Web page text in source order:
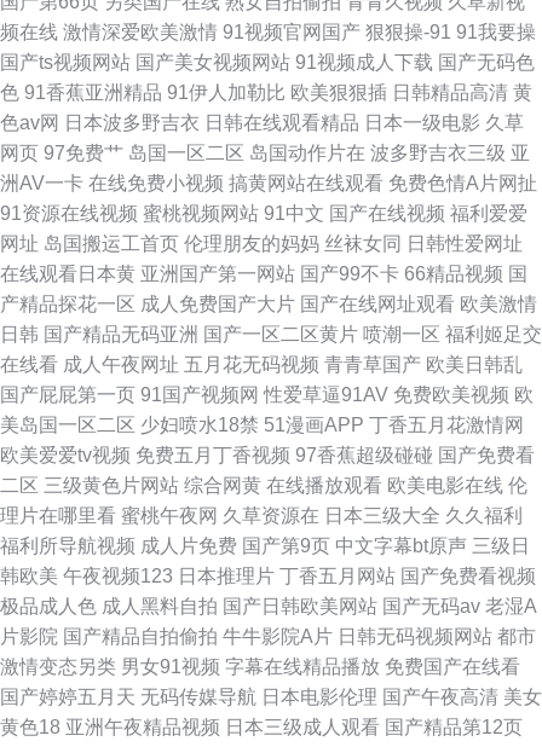
频在线 激情深爱欧美激情 91视频官网国产 狠狠操-91 91我要操
国产ts视频网站 国产美女视频网站 91视频成人下载 国产无码色
色 91香蕉亚洲精品 91伊人加勒比 欧美狠狠插 日韩精品高清 黄
色av网 日本波多野吉衣 日韩在线观看精品 日本一级电影 久草
网页 97免费艹 岛国一区二区 岛国动作片在 波多野吉衣三级 亚
洲AV一卡 在线免费小视频 搞黄网站在线观看 免费色情A片网扯
91资源在线视频 蜜桃视频网站 91中文 国产在线视频 福利爱爱
网址 岛国搬运工首页 伦理朋友的妈妈 丝袜女同 日韩性爱网址
在线观看日本黄 亚洲国产第一网站 国产99不卡 66精品视频 国
产精品探花一区 成人免费国产大片 国产在线网址观看 欧美激情
日韩 国产精品无码亚洲 国产一区二区黄片 喷潮一区 福利姬足交
在线看 成人午夜网址 五月花无码视频 青青草国产 欧美日韩乱
国产屁屁第一页 91国产视频网 性爱草逼91AV 免费欧美视频 欧
美岛国一区二区 少妇喷水18禁 51漫画APP 丁香五月花激情网
欧美爱爱tv视频 免费五月丁香视频 97香蕉超级碰碰 国产免费看
二区 三级黄色片网站 综合网黄 在线播放观看 欧美电影在线 伦
理片在哪里看 蜜桃午夜网 久草资源在 日本三级大全 久久福利
福利所导航视频 成人片免费 国产第9页 中文字幕bt原声 三级日
韩欧美 午夜视频123 日本推理片 丁香五月网站 国产免费看视频
极品成人色 成人黑料自拍 国产日韩欧美网站 国产无码av 老湿A
片影院 国产精品自拍偷拍 牛牛影院A片 日韩无码视频网站 都市
激情变态另类 男女91视频 字幕在线精品播放 免费国产在线看
国产婷婷五月天 无码传媒导航 日本电影伦理 国产午夜高清 美女
黄色18 亚洲午夜精品视频 日本三级成人观看 国产精品第12页